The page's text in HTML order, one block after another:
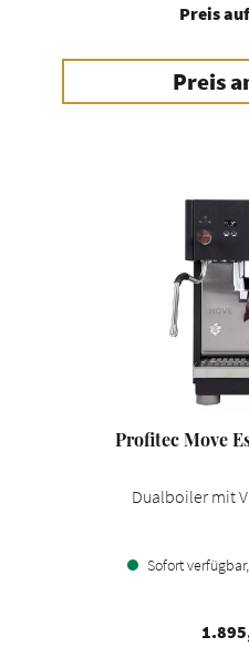
Preis
Preis
Profitec Move
Dualboiler mit
Sofort